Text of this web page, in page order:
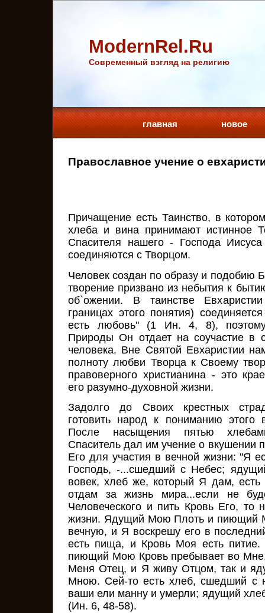
ModernRel.Ru
Cовременный взгляд на религию
главная новое
Православное учение о
Причащение есть Таинство, в
хлеба и вина принимают истинное
Спасителя нашего - Господа
соединяются с Творцом.
Человек создан по образу и подобию
творение призвано из небытия к
об`ожении. В таинстве
границах этого понятия)
есть любовь" (1 Ин. 4, 8),
Природы Он отдает на соучастие в
человека. Вне Святой Евхаристии
полноту любви Творца к Своему
правоверного христианина - это
его разумно-духовной жизни.
Задолго до Своих крестных
готовить народ к пониманию этого
После насыщения пятью
Спаситель дал им учение о вкушении
Его для участия в вечной жизни: "Я
Господь, -...сшедший с Небес;
вовек, хлеб же, который Я дам,
отдам за жизнь мира...если не
Человеческого и пить Кровь Его, то
жизни. Ядущий Мою Плоть и пиющий
вечную, и Я воскрешу его в
есть пища, и Кровь Моя есть
пиющий Мою Кровь пребывает во
Меня Отец, и Я живу Отцом, так и
Мною. Сей-то есть хлеб, сшедший с
ваши ели манну и умерли; ядущий
(Ин. 6, 48-58).